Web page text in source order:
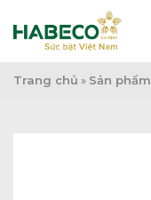
qua
dung
Trang chủ » Sản phẩm